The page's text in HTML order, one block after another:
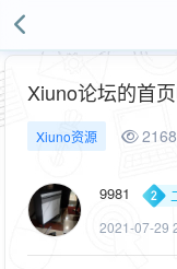
Xiuno论坛的首
Xiuno资源 2168
9981
2021-07-29